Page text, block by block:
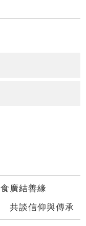
廣結善緣
共談信仰與傳承